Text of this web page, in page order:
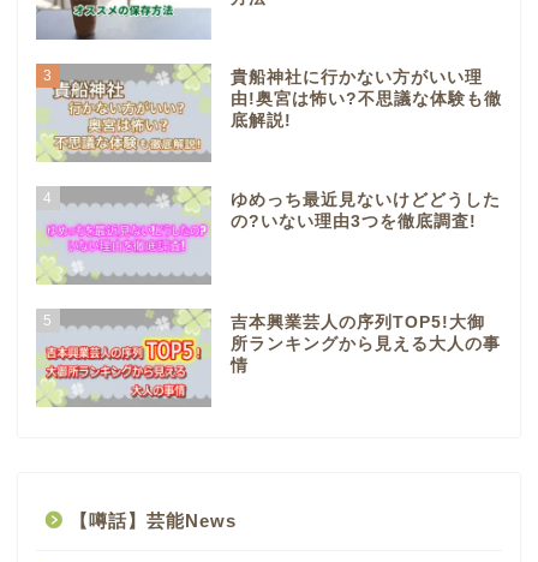
3
貴船神社に行かない方がいい理
由!奥宮は怖い?不思議な体験も徹
底解説!
4
ゆめっち最近見ないけどどうした
の?いない理由3つを徹底調査!
5
吉本興業芸人の序列TOP5!大御
所ランキングから見える大人の事
情
【噂話】芸能News